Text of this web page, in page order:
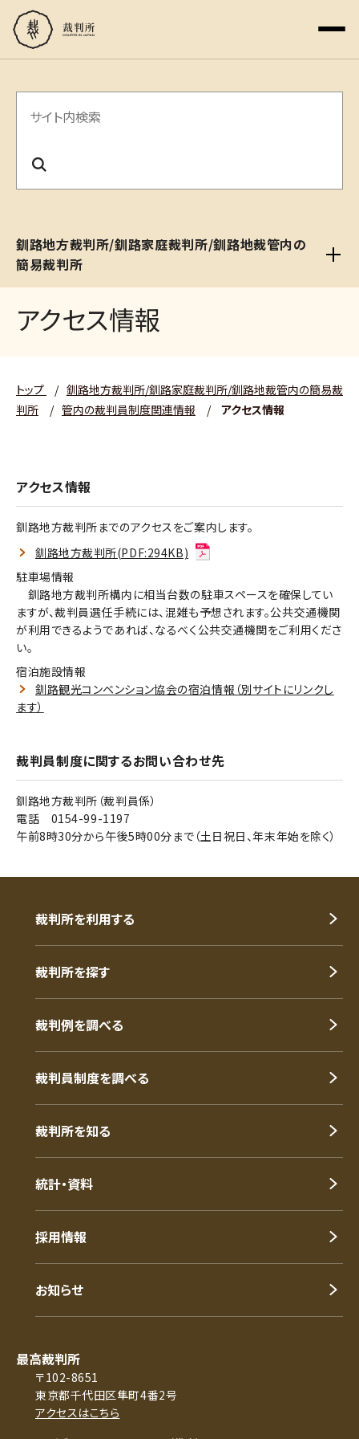
サ
内
索
釧路地方裁判所/釧路家庭裁判所/釧路地裁管内の
簡易裁判所
アクセス情報
トップ / 釧路地方裁判所/釧路家庭裁判所/釧路地裁管内の簡易裁
判所
/ 管内の裁判員制度関連情報 / アクセス情報
アクセス情報
釧路地方裁判所までのアクセスをご案内します。
釧路地方裁判所(PDF:294KB)
駐車場情報
釧路地方裁判所構内に相当台数の駐車スペースを確保してい
ますが、裁判員選任手続には、混雑も予想されます。公共交通機関
が利用できるようであれば、なるべく公共交通機関をご利用くださ
い。
宿泊施設情報
釧路観光コンベンション協会の宿泊情報（別サイトにリンクし
ます）
裁判員制度に関するお問い合わせ先
釧路地方裁判所（裁判員係）
電話 0154-99-1197
午前8時30分から午後5時00分まで（土日祝日、年末年始を除く）
裁判所を利用する
裁判所を探す
裁判例を調べる
裁判員制度を調べる
裁判所を知る
統計・資料
採用情報
お知らせ
最高裁判所
〒102-8651
東京都千代田区隼町4番2号
アクセスはこちら